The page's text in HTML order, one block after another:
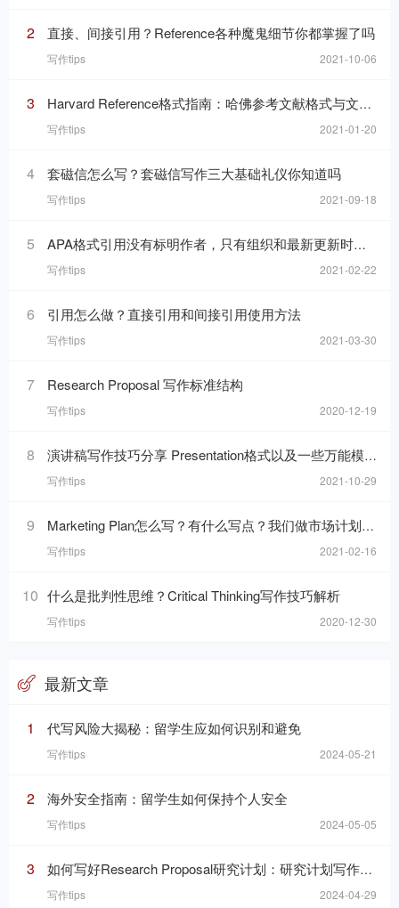
2 直接、间接引用？Reference各种魔鬼细节你都掌握了吗
写作tips 2021-10-06
3 Harvard Reference格式指南：哈佛参考文献格式与文内引用格式
写作tips 2021-01-20
4 套磁信怎么写？套磁信写作三大基础礼仪你知道吗
写作tips 2021-09-18
5 APA格式引用没有标明作者，只有组织和最新更新时间的网页，在reference list里要怎么写
写作tips 2021-02-22
6 引用怎么做？直接引用和间接引用使用方法
写作tips 2021-03-30
7 Research Proposal 写作标准结构
写作tips 2020-12-19
8 演讲稿写作技巧分享 Presentation格式以及一些万能模板句分享
写作tips 2021-10-29
9 Marketing Plan怎么写？有什么写点？我们做市场计划的目的是什么呢？
写作tips 2021-02-16
10 什么是批判性思维？Critical Thinking写作技巧解析
写作tips 2020-12-30
最新文章
1 代写风险大揭秘：留学生应如何识别和避免
写作tips 2024-05-21
2 海外安全指南：留学生如何保持个人安全
写作tips 2024-05-05
3 如何写好Research Proposal研究计划：研究计划写作的七个要素
写作tips 2024-04-29